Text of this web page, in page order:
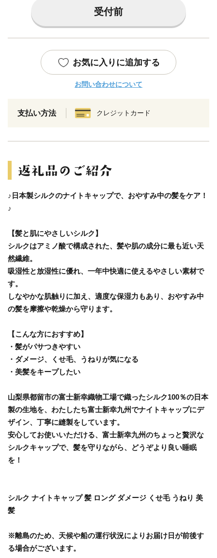
受付前
お気に入りに追加する
お問い合わせについて
支払い方法 クレジットカード
♪日本製シルクのナイトキャップで、おやすみ中の髪をケア！
♪
【髪と肌にやさしいシルク】
シルクはアミノ酸で構成された、髪や肌の成分に最も近い天
然繊維。
吸湿性と放湿性に優れ、一年中快適に使えるやさしい素材で
す。
しなやかな肌触りに加え、適度な保湿力もあり、おやすみ中
の髪を摩擦や乾燥から守ります。
【こんな方におすすめ】
・髪がパサつきやすい
・ダメージ、くせ毛、うねりが気になる
・美髪をキープしたい
山梨県都留市の富士新幸織物工場で織ったシルク100％の日本
製の生地を、わたしたち富士新幸九州でナイトキャップにデ
ザイン、丁寧に縫製をしています。
安心してお使いいただける、富士新幸九州のちょっと贅沢な
シルクキャップで、髪を守りながら、どうぞより良い睡眠
を！
シルク ナイトキャップ 髪 ロング ダメージ くせ毛 うねり 美
髪
※離島のため、天候や船の運行状況によりお届け日が前後す
る場合がございます。